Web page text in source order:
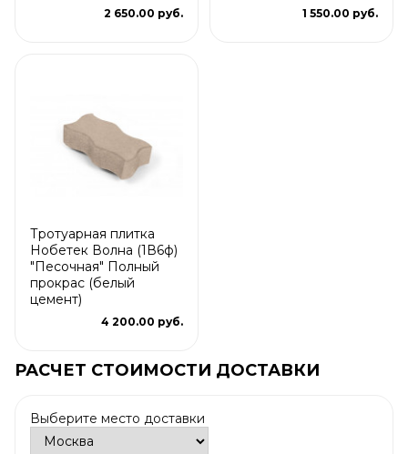
2 650.00 руб. 1 550.00 руб.
Тротуарная плитка
Нобетек Волна (1В6ф)
"Песочная" Полный
прокрас (белый
цемент)
4 200.00 руб.
РАСЧЕТ СТОИМОСТИ ДОСТАВКИ
Выберите место доставки